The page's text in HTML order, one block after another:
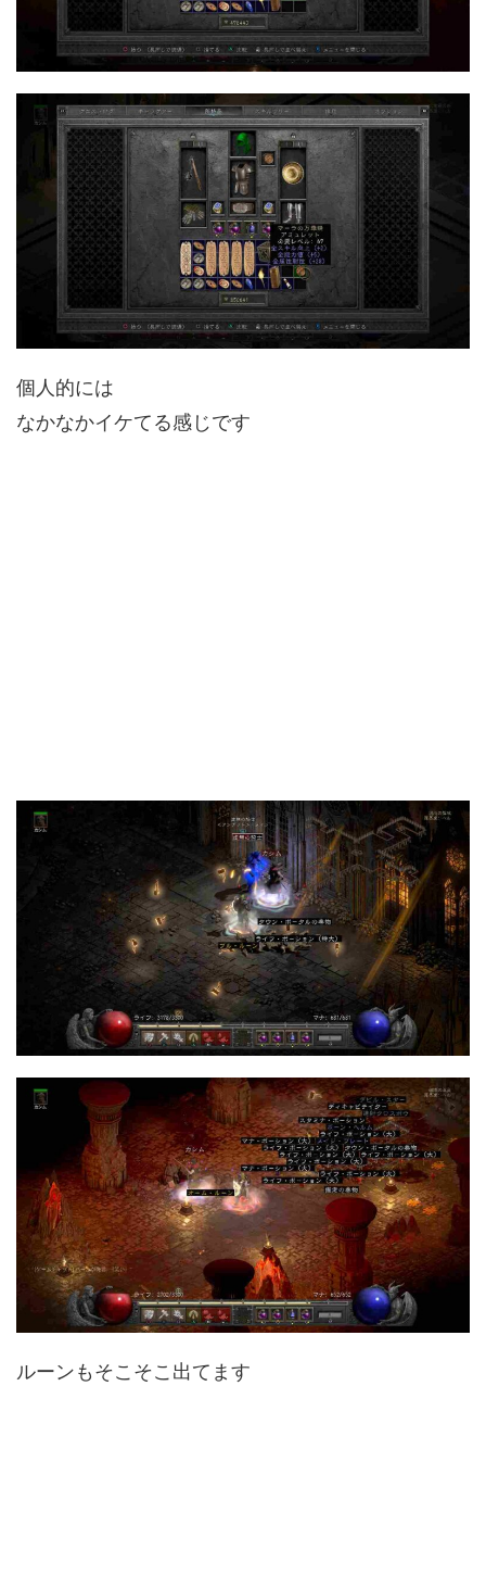
個人的には
なかなかイケてる感じです
ルーンもそこそこ出てます